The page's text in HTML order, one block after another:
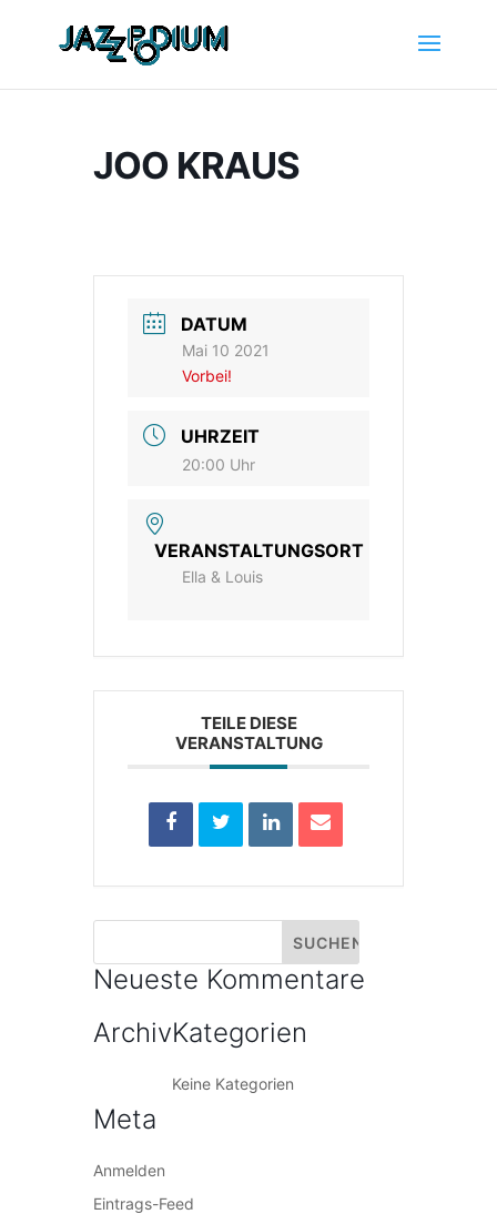
JOO KRAUS
DATUM
Mai 10 2021
Vorbei!
UHRZEIT
20:00 Uhr
VERANSTALTUNGSORT
Ella & Louis
TEILE DIESE
VERANSTALTUNG
Neueste Kommentare
ArchivKategorien
Keine Kategorien
Meta
Anmelden
Eintrags-Feed